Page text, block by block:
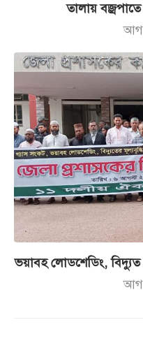
তালায়
আগ
ভয়াবহ লোডশেডিং, বিদ্যুত
আগ